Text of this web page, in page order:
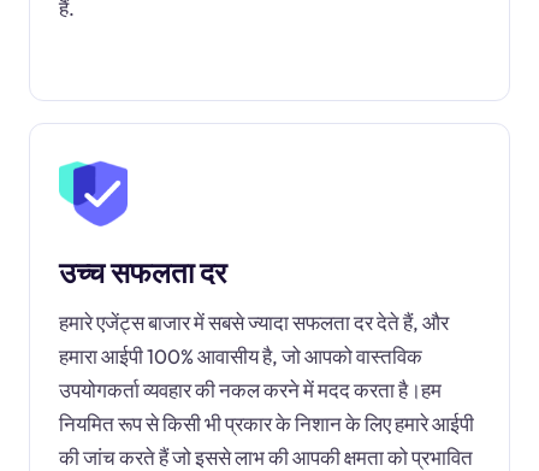
हैं.
उच्च सफलता दर
हमारे एजेंट्स बाजार में सबसे ज्यादा सफलता दर देते हैं, और
हमारा आईपी 100% आवासीय है, जो आपको वास्तविक
उपयोगकर्ता व्यवहार की नकल करने में मदद करता है।हम
नियमित रूप से किसी भी प्रकार के निशान के लिए हमारे आईपी
की जांच करते हैं जो इससे लाभ की आपकी क्षमता को प्रभावित